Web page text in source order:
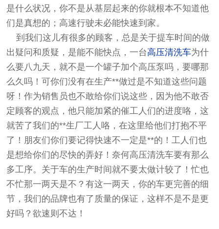
是什么状况，你不是从基层起来的你就根本不知道他
们是真想的；高速行驶未必能快速到家。
到我们这儿有很多的顾客，总是关于提车时间的做
出疑问和质疑，是能不能快点，一台高压清洗车为什
么要八九天，就不是一个罐子加个高压泵吗，要哪那
么久吗！可你们没有在生产**做过是不知道这些问题
呀！作为销售员也不敢给你们说这些，因为他不敢否
定顾客的观点，他只能加紧的催工人们的进度咯，这
就苦了我们的**生厂工人咯，在这里给他们打抱不平
了！朋友们你们要记得快速不一定是**的！工人们也
是想给你们的尽快的弄好！奈何高压清洗车要有那么
多工序。关于车的生产时间就不要太做计较了！忙也
不忙那一两天是不？有这一两天，你的车更完善的细
节，我们的品牌也有了质量的保证，这样不是不是更
好吗？欲速则不达！